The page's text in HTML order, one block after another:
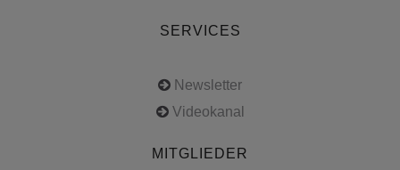
SERVICES
Newsletter
Videokanal
MITGLIEDER